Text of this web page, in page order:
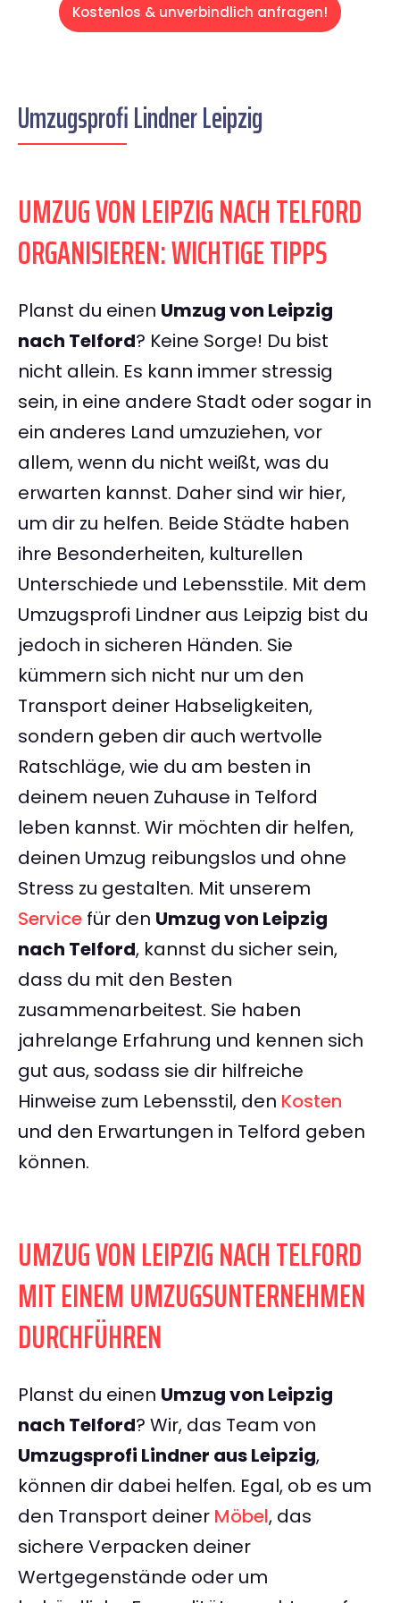
Kostenlos & unverbindlich anfragen!
Umzugsprofi Lindner Leipzig
UMZUG VON LEIPZIG NACH TELFORD
ORGANISIEREN: WICHTIGE TIPPS
Planst du einen Umzug von Leipzig
nach Telford? Keine Sorge! Du bist
nicht allein. Es kann immer stressig
sein, in eine andere Stadt oder sogar in
ein anderes Land umzuziehen, vor
allem, wenn du nicht weißt, was du
erwarten kannst. Daher sind wir hier,
um dir zu helfen. Beide Städte haben
ihre Besonderheiten, kulturellen
Unterschiede und Lebensstile. Mit dem
Umzugsprofi Lindner aus Leipzig bist du
jedoch in sicheren Händen. Sie
kümmern sich nicht nur um den
Transport deiner Habseligkeiten,
sondern geben dir auch wertvolle
Ratschläge, wie du am besten in
deinem neuen Zuhause in Telford
leben kannst. Wir möchten dir helfen,
deinen Umzug reibungslos und ohne
Stress zu gestalten. Mit unserem
Service für den Umzug von Leipzig
nach Telford, kannst du sicher sein,
dass du mit den Besten
zusammenarbeitest. Sie haben
jahrelange Erfahrung und kennen sich
gut aus, sodass sie dir hilfreiche
Hinweise zum Lebensstil, den Kosten
und den Erwartungen in Telford geben
können.
UMZUG VON LEIPZIG NACH TELFORD
MIT EINEM UMZUGSUNTERNEHMEN
DURCHFÜHREN
Planst du einen Umzug von Leipzig
nach Telford? Wir, das Team von
Umzugsprofi Lindner aus Leipzig,
können dir dabei helfen. Egal, ob es um
den Transport deiner Möbel, das
sichere Verpacken deiner
Wertgegenstände oder um